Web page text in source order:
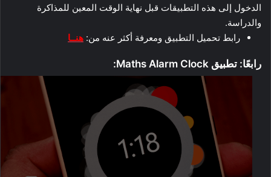
الدخول إلى هذه التطبيقات قبل نهاية الوقت المعين للمذاكرة
والدراسة.
رابط تحميل التطبيق ومعرفة أكثر عنه من: هنــا
رابعًا: تطبيق Maths Alarm Clock: